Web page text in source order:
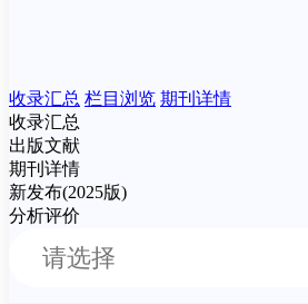
收录汇总 栏目浏览 期刊详情
收录汇总
出版文献
期刊详情
新发布(2025版)
分析评价